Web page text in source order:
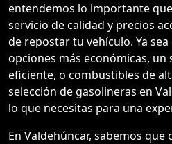
entendemos lo importante
servicio de calidad y precios
de repostar tu vehículo. Ya
opciones más económicas, un
eficiente, o combustibles de
selección de gasolineras en
lo que necesitas para una
En Valdehúncar, sabemos